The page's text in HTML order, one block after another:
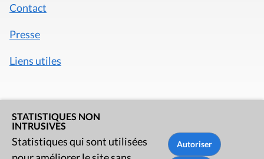
STATISTIQUES NON
INTRUSIVES
Statistiques qui sont utilisées
Contact
Presse
Liens utiles